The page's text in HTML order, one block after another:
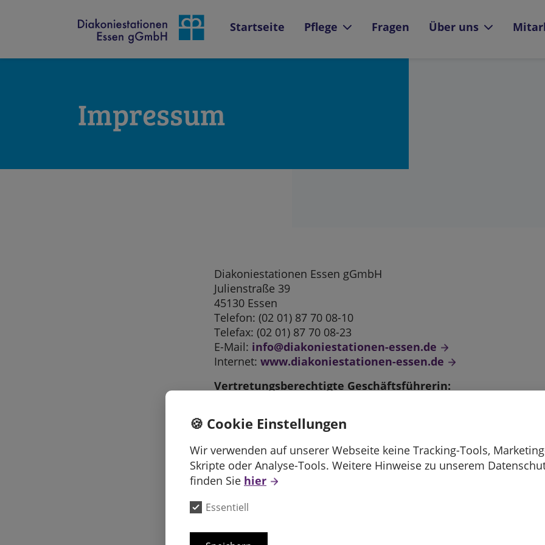
Startseite Pflege Fragen Über uns
Impressum
Diakoniestationen Essen gGmbH
Julienstraße 39
45130 Essen
Telefon: (02 01) 87 70 08-10
Telefax: (02 01) 87 70 08-23
E-Mail: info@diakoniestationen-essen.de
Internet: www.diakoniestationen-essen.de
Vertretungsberechtigte Geschäftsführerin:
Aufsichtsratvorsitzender:
Ansprechpartnerin für diese Website:
Christiane Schlichting, Marketing und Öffentlichkeitsarbeit
Sitz der Gesellschaft:
Registernummer HRB 12089
🍪 Cookie Einstellungen
Wir verwenden auf unserer Webseite keine Tracking-Tools,
Skripte oder Analyse-Tools. Weitere Hinweise zu unserem
finden Sie hier
Essentiell